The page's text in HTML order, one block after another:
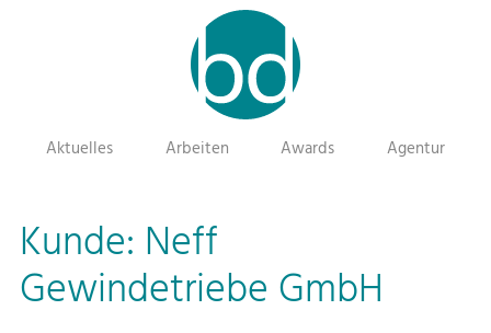
Aktuelles Arbeiten Awards Agentur
Kunde:Neff
Gewindetriebe GmbH